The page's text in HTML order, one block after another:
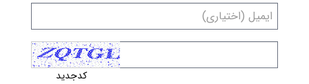
کدجدید